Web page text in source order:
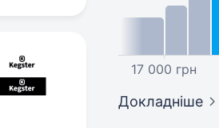
17 000 грн
Докладніше